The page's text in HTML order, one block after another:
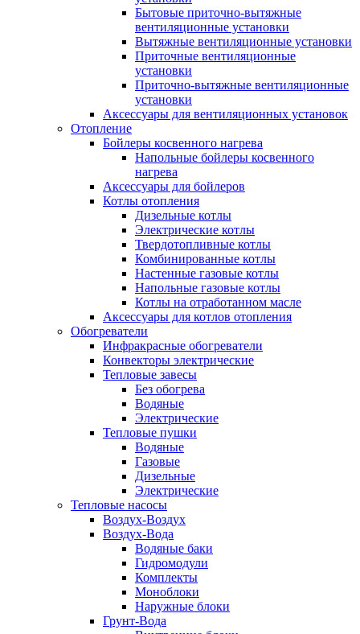
Бытовые приточно-вытяжные
вентиляционные установки
Вытяжные вентиляционные установки
Приточные вентиляционные
установки
Приточно-вытяжные вентиляционные
установки
Аксессуары для вентиляционных установок
Отопление
Бойлеры косвенного нагрева
Напольные бойлеры косвенного
нагрева
Аксессуары для бойлеров
Котлы отопления
Дизельные котлы
Электрические котлы
Твердотопливные котлы
Комбинированные котлы
Настенные газовые котлы
Напольные газовые котлы
Котлы на отработанном масле
Аксессуары для котлов отопления
Обогреватели
Инфракрасные обогреватели
Конвекторы электрические
Тепловые завесы
Без обогрева
Водяные
Электрические
Тепловые пушки
Водяные
Газовые
Дизельные
Электрические
Тепловые насосы
Воздух-Воздух
Воздух-Вода
Водяные баки
Гидромодули
Комплекты
Моноблоки
Наружные блоки
Грунт-Вода